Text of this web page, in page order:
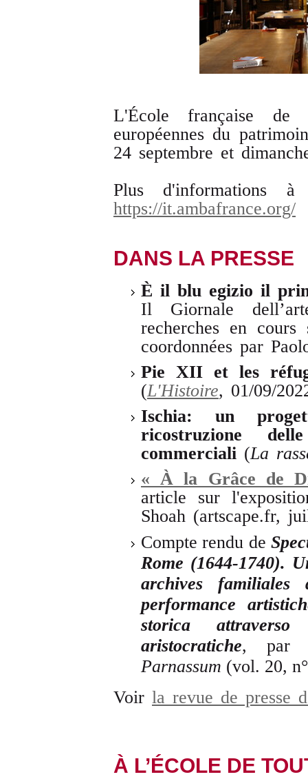
L'École française de
européennes du
24 septembre et
Plus d'informations
https://it.ambafrance.org/
DANS LA PRESSE
È il blu egizio il
Il Giornale
recherches en cours
coordonnées par
Pie XII et les
(L'Histoire, 01/09/
Ischia: un
ricostruzione
commerciali (La
« À la Grâce de
article sur
Shoah (artscape.fr,
Compte rendu de
Rome (1644-1740).
archives
performance
storica
aristocratiche, par
Parnassum (vol. 20,
Voir la revue de presse
À L’ÉCOLE DE